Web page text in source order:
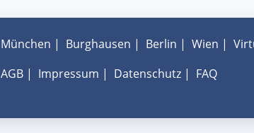
München | Burghausen | Berlin | Wien |
AGB| Impressum | Datenschutz| FAQ